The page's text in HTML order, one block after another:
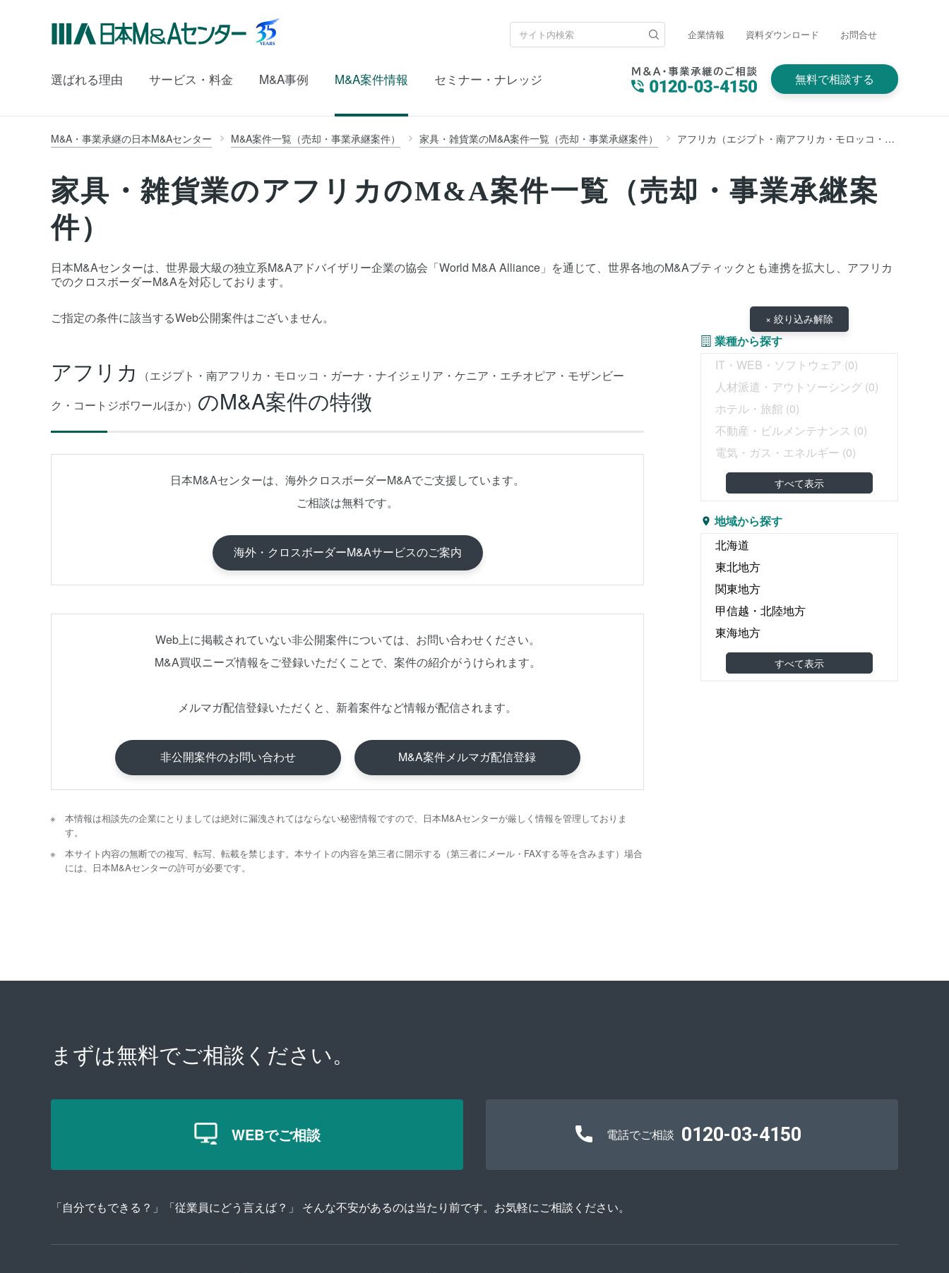
企業情報 資料ダウンロード お問合せ
選ばれる理由 サービス・料金 M&A事例 M&A案件情報 セミナー・ナレッジ 無料で相談する
M&A・事業承継の日本M&Aセンター M&A案件一覧（売却・事業承継案件） 家具・雑貨業のM&A案件一覧（売却・事業承継案件） アフリカ（エジプト・南アフリカ・モロッコ・ガーナ・ナイジェリア・ケニア・エチオピア・モザンビーク・コートジボワールほか）
家具・雑貨業のアフリカのM&A案件一覧（売却・事業承継案
件）
日本M&Aセンターは、世界最大級の独立系M&Aアドバイザリー企業の協会「World M&A Alliance」を通じて、世界各地のM&Aブティックとも連携を拡大し、アフリカ
でのクロスボーダーM&Aを対応しております。
ご指定の条件に該当するWeb公開案件はございません。
アフリカ
（エジプト・南アフリカ・モロッコ・ガーナ・ナイジェリア・ケニア・エチオピア・モザンビー
ク・コートジボワールほか） のM&A案件の特徴
日本M&Aセンターは、海外クロスボーダーM&Aでご支援しています。
ご相談は無料です。
海外・クロスボーダーM&Aサービスのご案内
Web上に掲載されていない非公開案件については、お問い合わせください。
M&A買収ニーズ情報をご登録いただくことで、案件の紹介がうけられます。
メルマガ配信登録いただくと、新着案件など情報が配信されます。
非公開案件のお問い合わせ M&A案件メルマガ配信登録
本情報は相談先の企業にとりましては絶対に漏洩されてはならない秘密情報ですので、日本M&Aセンターが厳しく情報を管理しておりま
す。
本サイト内容の無断での複写、転写、転載を禁じます。本サイトの内容を第三者に開示する（第三者にメール・FAXする等を含みます）場合
には、日本M&Aセンターの許可が必要です。
× 絞り込み解除
業種から探す
IT・WEB・ソフトウェア (0)
人材派遣・アウトソーシング (0)
ホテル・旅館 (0)
不動産・ビルメンテナンス (0)
電気・ガス・エネルギー (0)
教育・塾(0)
介護・医療・福祉(0)
婚礼・葬儀(0)
物流・運輸・倉庫
リース・レンタル
飲食(0)
広告・出版・印刷
エンタテイメント関連
食品製造・食品卸(0)
機械・金属・電子部品(0)
すべて表示
地域から探す
北海道
東北地方
関東地方
甲信越・北陸地方
東海地方
関西地方
中国地方
すべて表示
まずは無料でご相談ください。
WEBでご相談 電話でご相談 0120-03-4150
「自分でもできる？」「従業員にどう言えば？」 そんな不安があるのは当たり前です。お気軽にご相談ください。